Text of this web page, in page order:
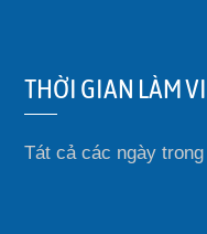
THỜI GIAN LÀM
Tát cả các ngày